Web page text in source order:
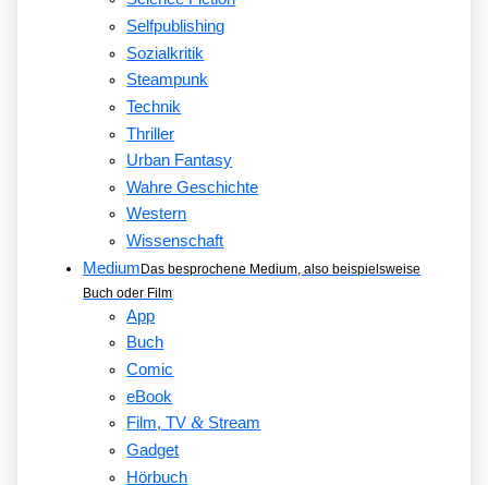
Selfpublishing
Sozialkritik
Steampunk
Technik
Thriller
Urban Fantasy
Wahre Geschichte
Western
Wissenschaft
MediumDas besprochene Medium, also beispielsweise
Buch oder Film
App
Buch
Comic
eBook
Film, TV&Stream
Gadget
Hörbuch